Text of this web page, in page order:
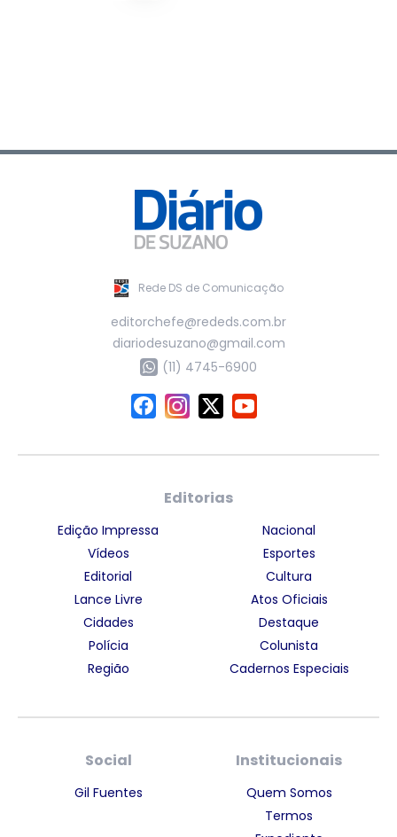
Rede DS de Comunicação
editorchefe@rededs.com.br
diariodesuzano@gmail.com
(11) 4745-6900
Editorias
Edição Impressa
Vídeos
Editorial
Lance Livre
Cidades
Polícia
Região
Nacional
Esportes
Cultura
Atos Oficiais
Destaque
Colunista
Cadernos Especiais
Social
Gil Fuentes
Institucionais
Quem Somos
Termos